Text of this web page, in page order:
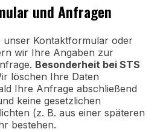
und Anfragen
unser Kontaktformular oder
wir Ihre Angaben zur
Besonderheit bei STS
löschen Ihre Daten
Ihre Anfrage abschließend
keine gesetzlichen
(z. B. aus einer späteren
bestehen.